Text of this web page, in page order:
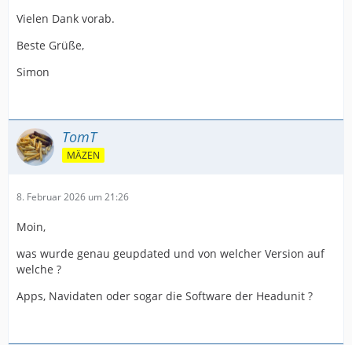
Vielen Dank vorab.
Beste Grüße,
Simon
TomT
MÄZEN
8. Februar 2026 um 21:26
Moin,
was wurde genau geupdated und von welcher Version auf
welche ?
Apps, Navidaten oder sogar die Software der Headunit ?